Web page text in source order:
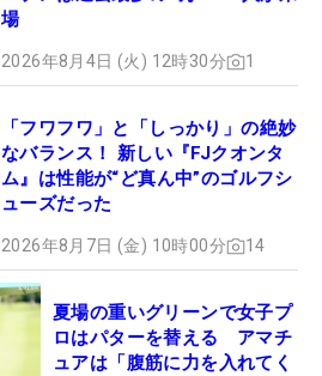
場
2026年8月4日 (火) 12時30分 1
「フワフワ」と「しっかり」の絶妙
なバランス！ 新しい『FJクオンタ
ム』は性能が“ど真ん中”のゴルフシ
ューズだった
2026年8月7日 (金) 10時00分 14
夏場の重いグリーンで女子プ
ロはパターを替える アマチ
ュアは「腹筋に力を入れてく